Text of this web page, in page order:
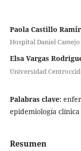
Paola Castillo
Hospital Daniel
Elsa Vargas
Universidad
Palabras clave:
epidemiología clínica
Resumen